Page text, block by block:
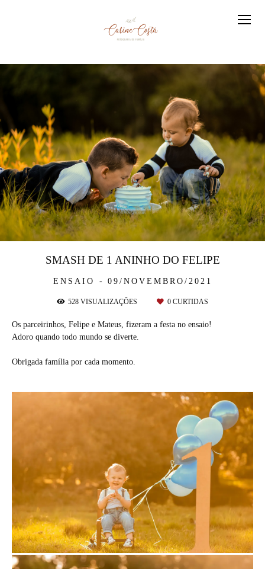
ENSAIO 09/NOVEMBRO/2021
SMASH DE 1 ANINHO DO FELIPE
528 VISUALIZAÇÕES 0 CURTIDAS
Os parceirinhos, Felipe e Mateus, fizeram a festa no ensaio!
Adoro quando todo mundo se diverte.
Obrigada família por cada momento.